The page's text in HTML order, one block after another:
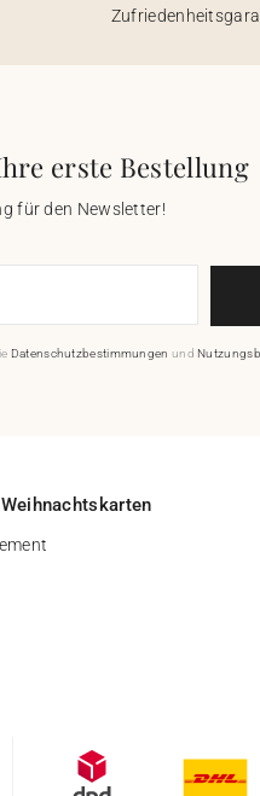
erste Bestellung
für den Newsletter!
Datenschutzbestimmungen und